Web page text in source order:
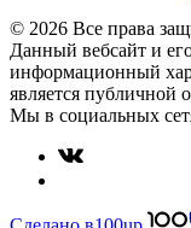
© 2026 Все права
Данный вебсайт и
информационный
является публичной
Мы в социальных